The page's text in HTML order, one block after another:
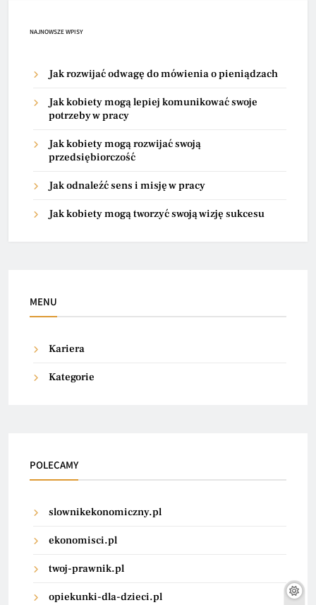
NAJNOWSZE WPISY
Jak rozwijać odwagę do mówienia o pieniądzach
Jak kobiety mogą lepiej komunikować swoje
potrzeby w pracy
Jak kobiety mogą rozwijać swoją
przedsiębiorczość
Jak odnaleźć sens i misję w pracy
Jak kobiety mogą tworzyć swoją wizję sukcesu
MENU
Kariera
Kategorie
POLECAMY
slownikekonomiczny.pl
ekonomisci.pl
twoj-prawnik.pl
opiekunki-dla-dzieci.pl